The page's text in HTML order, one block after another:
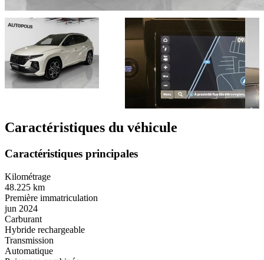
Caractéristiques du véhicule
Caractéristiques principales
Kilométrage
48.225 km
Première immatriculation
jun 2024
Carburant
Hybride rechargeable
Transmission
Automatique